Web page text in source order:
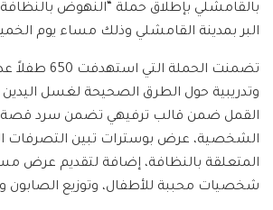
بالقامشلي بإطلاق حملة “النهوض
البر بمدينة القامشلي وذلك مساء يوم الخميس 26-02-
تضمنت الحملة
وتدريبية حول الطرق الصحيحة لغسل
القمل ضمن قالب ترفيهي تضمن سرد قصة
الشخصية، عرض بوسترات تبين التصرفات
المتعلقة بالنظافة، إضافة لتقديم عرض
شخصيات محببة للأطفال، وتوزيع الصابون